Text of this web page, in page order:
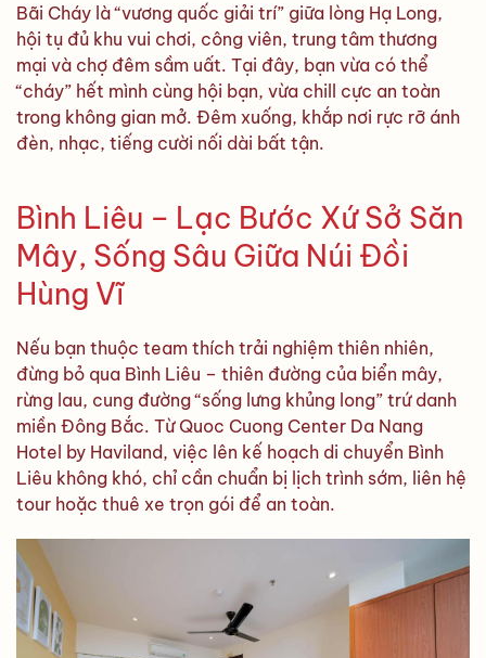
Bãi Cháy là “vương quốc giải trí” giữa lòng Hạ Long,
hội tụ đủ khu vui chơi, công viên, trung tâm thương
mại và chợ đêm sầm uất. Tại đây, bạn vừa có thể
“cháy” hết mình cùng hội bạn, vừa chill cực an toàn
trong không gian mở. Đêm xuống, khắp nơi rực rỡ ánh
đèn, nhạc, tiếng cười nối dài bất tận.
Bình Liêu – Lạc Bước Xứ Sở Săn
Mây, Sống Sâu Giữa Núi Đồi
Hùng Vĩ
Nếu bạn thuộc team thích trải nghiệm thiên nhiên,
đừng bỏ qua Bình Liêu – thiên đường của biển mây,
rừng lau, cung đường “sống lưng khủng long” trứ danh
miền Đông Bắc. Từ Quoc Cuong Center Da Nang
Hotel by Haviland, việc lên kế hoạch di chuyển Bình
Liêu không khó, chỉ cần chuẩn bị lịch trình sớm, liên hệ
tour hoặc thuê xe trọn gói để an toàn.